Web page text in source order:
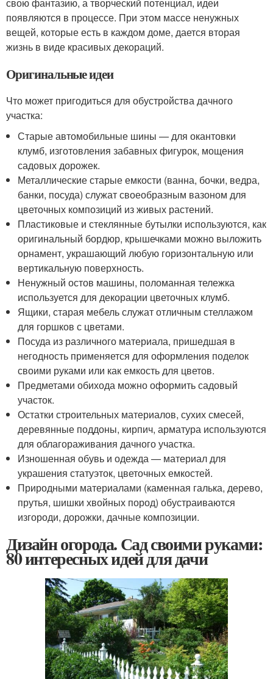
появляются в процессе. При этом массе ненужных
вещей, которые есть в каждом доме, дается вторая
жизнь в виде красивых декораций.
Оригинальные идеи
Что может пригодиться для обустройства дачного
участка:
Старые автомобильные шины — для окантовки
клумб, изготовления забавных фигурок, мощения
садовых дорожек.
Металлические старые емкости (ванна, бочки, ведра,
банки, посуда) служат своеобразным вазоном для
цветочных композиций из живых растений.
Пластиковые и стеклянные бутылки используются, как
оригинальный бордюр, крышечками можно выложить
орнамент, украшающий любую горизонтальную или
вертикальную поверхность.
Ненужный остов машины, поломанная тележка
используется для декорации цветочных клумб.
Ящики, старая мебель служат отличным стеллажом
для горшков с цветами.
Посуда из различного материала, пришедшая в
негодность применяется для оформления поделок
своими руками или как емкость для цветов.
Предметами обихода можно оформить садовый
участок.
Остатки строительных материалов, сухих смесей,
деревянные поддоны, кирпич, арматура используются
для облагораживания дачного участка.
Изношенная обувь и одежда — материал для
украшения статуэток, цветочных емкостей.
Природными материалами (каменная галька, дерево,
прутья, шишки хвойных пород) обустраиваются
изгороди, дорожки, дачные композиции.
Дизайн огорода. Сад своими руками:
80 интересных идей для дачи